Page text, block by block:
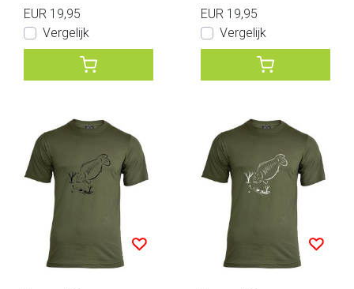
EUR 19,95
Vergelijk
EUR 19,95
Vergelijk